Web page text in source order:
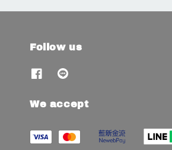
Follow us
We accept